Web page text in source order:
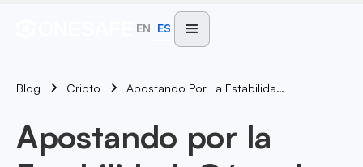
EN ES
Blog Cripto Apostando Por La Estabilidad: Cómo Los Bancos Tradicionales Están Adoptando Cripto
Apostando por la